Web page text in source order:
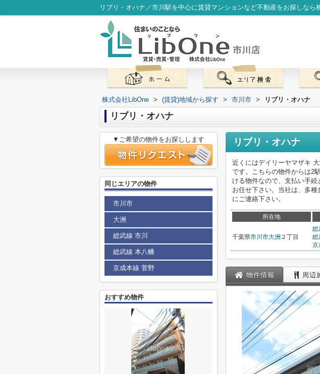
リブリ・オハナ／市川駅を中心に賃貸マンションなど不動産をお探しなら
株式会社LibOne > (賃貸)地域から探す > 市川市 > リブリ・オハナ
リブリ・オハナ
リブリ・オハナ
近くにはデイリーヤマザキ
です。こちらの物件からは2
ける物件なので、支払い手
お任せ下さい。当社は、多
にご連絡下さい。
所在地
千葉県市川市大洲 ２丁目
総
総
京
物件情報 周辺
▼ご希望の物件をお探しします
同じエリアの物件
市川市
大洲
総武線 市川
総武線 本八幡
京成本線 菅野
おすすめ物件